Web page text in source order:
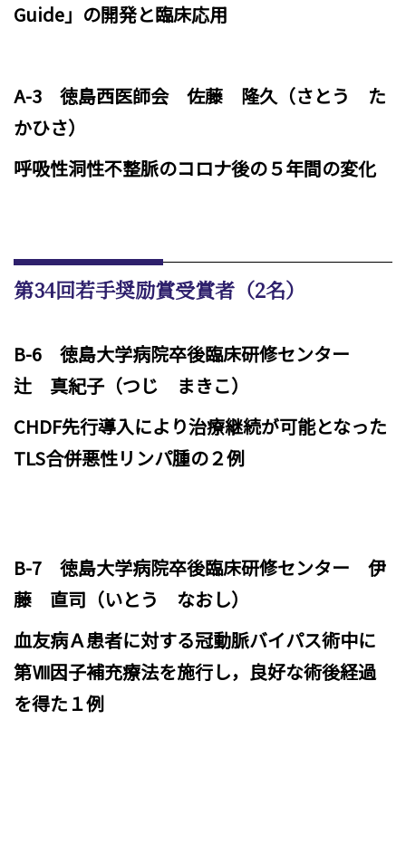
Guide」の開発と臨床応用
A-3 徳島西医師会 佐藤 隆久（さとう た
かひさ）
呼吸性洞性不整脈のコロナ後の５年間の変化
第34回若手奨励賞受賞者（2名）
B-6 徳島大学病院卒後臨床研修センター
辻 真紀子（つじ まきこ）
CHDF先行導入により治療継続が可能となった
TLS合併悪性リンパ腫の２例
B-7 徳島大学病院卒後臨床研修センター 伊
藤 直司（いとう なおし）
血友病Ａ患者に対する冠動脈バイパス術中に
第Ⅷ因子補充療法を施行し，良好な術後経過
を得た１例